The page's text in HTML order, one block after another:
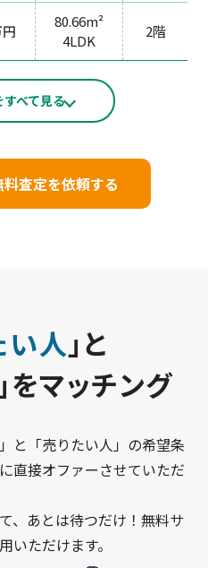
80.66m²
4LDK
2階
べて見る
査定を依頼する
い人」と
をマッチング
と「売りたい人」の希望条
直接オファーさせていただ
、あとは待つだけ！無料サ
いただけます。